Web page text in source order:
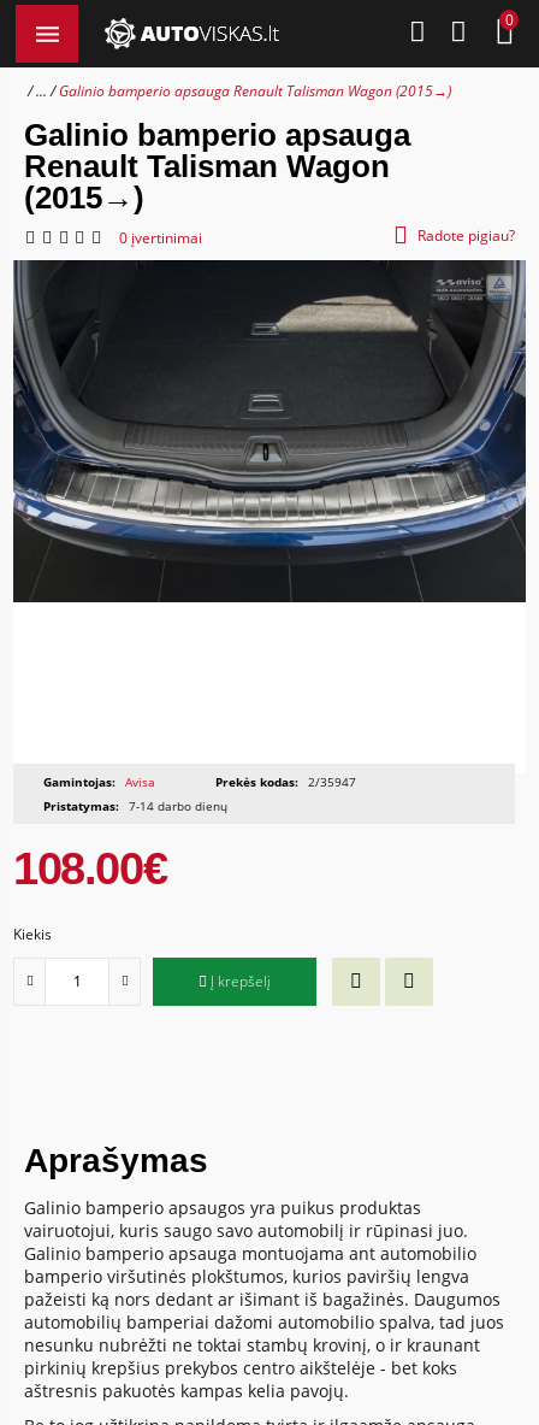
0
... Galinio bamperio apsauga Renault Talisman Wagon (2015→)
Galinio bamperio apsauga
Renault Talisman Wagon
(2015→)
0 įvertinimai Radote pigiau?
Gamintojas: Avisa Prekės kodas: 2/35947
Pristatymas: 7-14 darbo dienų
108.00€
Kiekis
Į krepšelį
Aprašymas
Galinio bamperio apsaugos yra puikus produktas
vairuotojui, kuris saugo savo automobilį ir rūpinasi juo.
Galinio bamperio apsauga montuojama ant automobilio
bamperio viršutinės plokštumos, kurios paviršių lengva
pažeisti ką nors dedant ar išimant iš bagažinės. Daugumos
automobilių bamperiai dažomi automobilio spalva, tad juos
nesunku nubrėžti ne toktai stambų krovinį, o ir kraunant
pirkinių krepšius prekybos centro aikštelėje - bet koks
aštresnis pakuotės kampas kelia pavojų.